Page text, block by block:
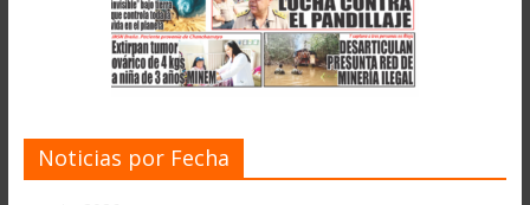
Noticias por Fecha